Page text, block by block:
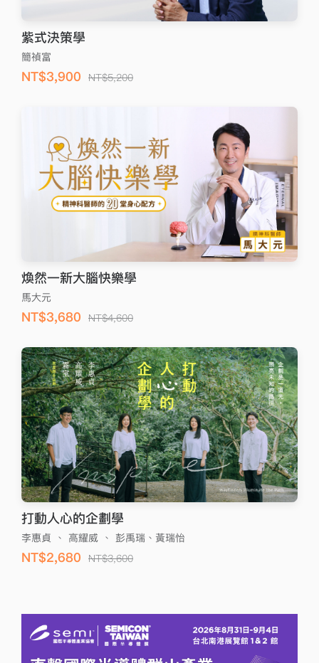
紫式決策學
簡禎富
NT$3,900 NT$5,200
煥然一新大腦快樂學
馬大元
NT$3,680 NT$4,600
打動人心的企劃學
李惠貞 、 高耀威 、 彭禹瑞、黃瑞怡
NT$2,680 NT$3,600